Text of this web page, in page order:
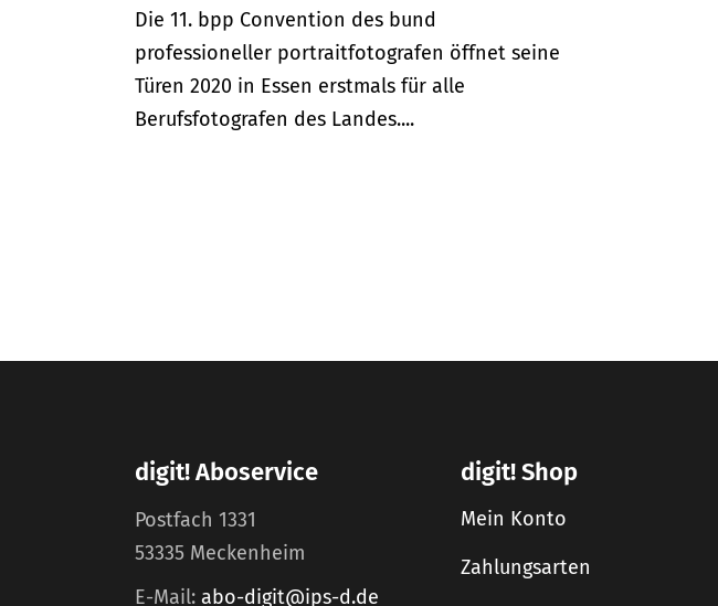
Die 11. bpp Convention des bund
professioneller portraitfotografen öffnet seine
Türen 2020 in Essen erstmals für alle
Berufsfotografen des Landes....
digit! Aboservice
Postfach 1331
53335 Meckenheim
E-Mail: abo-digit@ips-d.de
digit! Shop
Mein Konto
Zahlungsarten